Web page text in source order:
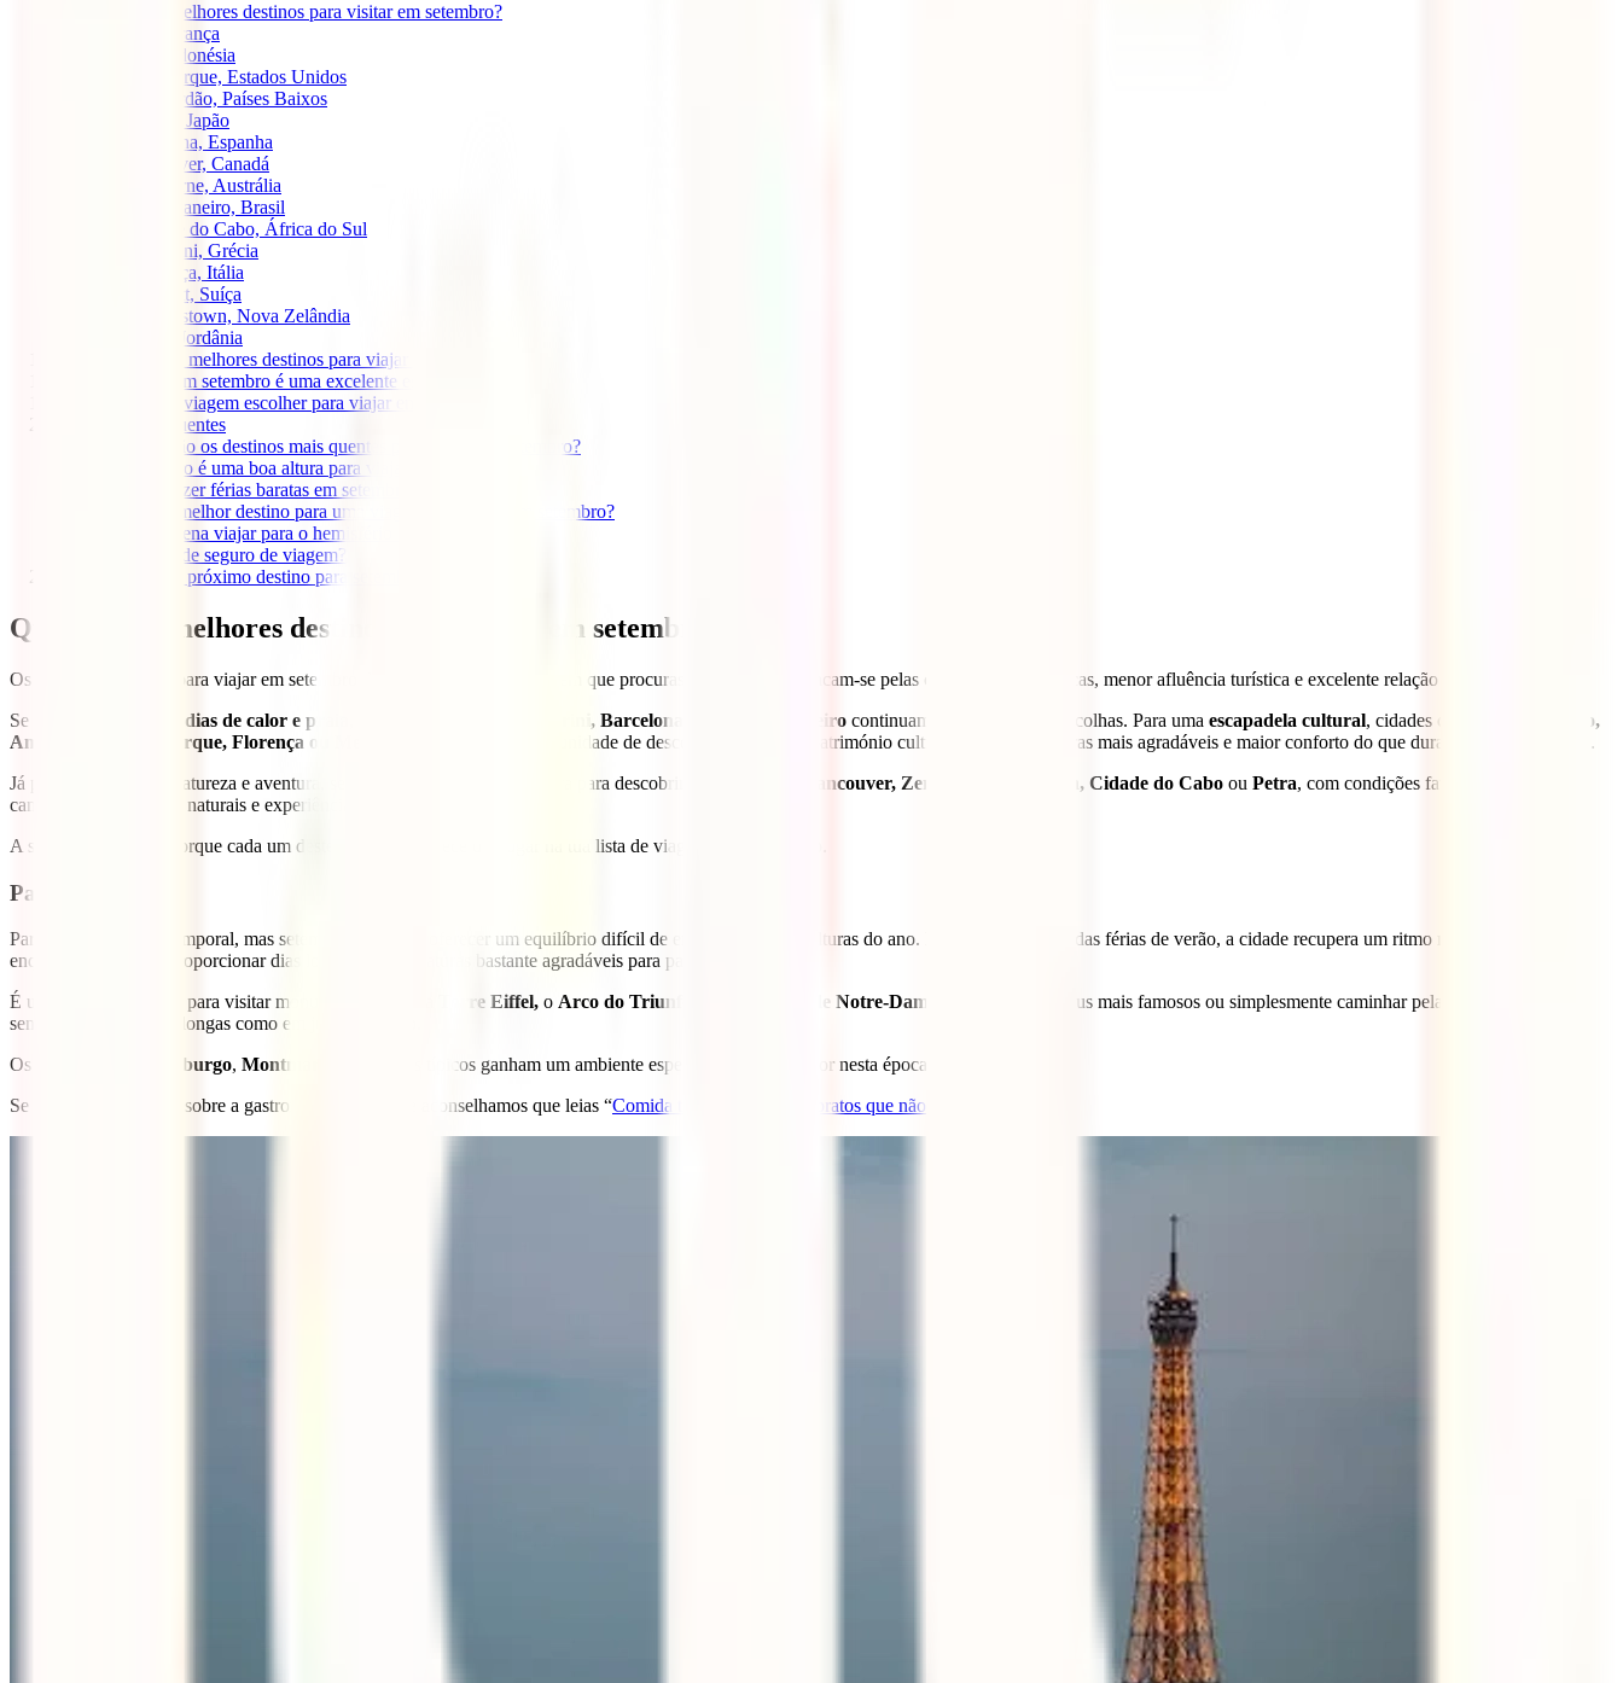
Quais são os melhores destinos para visitar em setembro?
Paris, França
Bali, Indonésia
Nova Iorque, Estados Unidos
Amesterdão, Países Baixos
Tóquio, Japão
Barcelona, Espanha
Vancouver, Canadá
Melbourne, Austrália
Rio de Janeiro, Brasil
Cidade do Cabo, África do Sul
Santorini, Grécia
Florença, Itália
Zermatt, Suíça
Queenstown, Nova Zelândia
Petra, Jordânia
Tabela resumo: melhores destinos para viajar em setembro
Porque viajar em setembro é uma excelente escolha?
Que seguro de viagem escolher para viajar em setembro?
Perguntas frequentes
Quais são os destinos mais quentes para viajar em setembro?
Setembro é uma boa altura para viajar?
Onde fazer férias baratas em setembro?
Qual o melhor destino para uma viagem romântica em setembro?
Vale a pena viajar para o hemisfério sul em setembro?
Preciso de seguro de viagem?
Descobre o teu próximo destino para setembro
Quais são os melhores destinos para visitar em setembro?
Os melhores destinos para viajar em setembro dependem do tipo de viagem que procuras, mas alguns destacam-se pelas condições climatéricas, menor afluência turística e excelente relação qualidade-preço.
Se procuras aproveitar
dias de calor e praia Bali, Santorini, Barcelona Rio de Janeiro continuam a ser excelentes escolhas. Para uma escapadela cultural, cidades como
Paris, Tóquio,
Amesterdão, Nova Iorque, Florença ou Melbourne
oferecem a oportunidade de descobrir o seu vasto património cultural com temperaturas mais agradáveis e maior conforto do que durante o pico do verão.
Já para quem prefere natureza e aventura, setembro é uma excelente altura para descobrir destinos como
Vancouver, Zermatt, Queenstown, Cidade do Cabo ou Petra, com condições favoráveis para
caminhadas, paisagens naturais e experiências ao ar livre.
A seguir explicamos porque cada um destes destinos merece um lugar na tua lista de viagens para setembro.
Paris, França
Paris é um destino intemporal, mas setembro consegue oferecer um equilíbrio difícil de encontrar noutras alturas do ano. Depois da azáfama das férias de verão, a cidade recupera um ritmo mais tranquilo,
enquanto continua a proporcionar dias longos e temperaturas bastante agradáveis para passear.
É uma excelente altura para visitar monumentos como a
Torre Eiffel, o Arco do Triunfo Catedral de Notre-Dame
, explorar os museus mais famosos ou simplesmente caminhar pelas margens do Sena
sem enfrentar filas tão longas como em julho e agosto.
Os
jardins do Luxemburgo, Montmartre
e os cafés típicos ganham um ambiente especialmente acolhedor nesta época do ano.
Se quiseres saber mais sobre a gastronomia parisiense aconselhamos que leias “Comida típica de Paris: os pratos que não podes perder